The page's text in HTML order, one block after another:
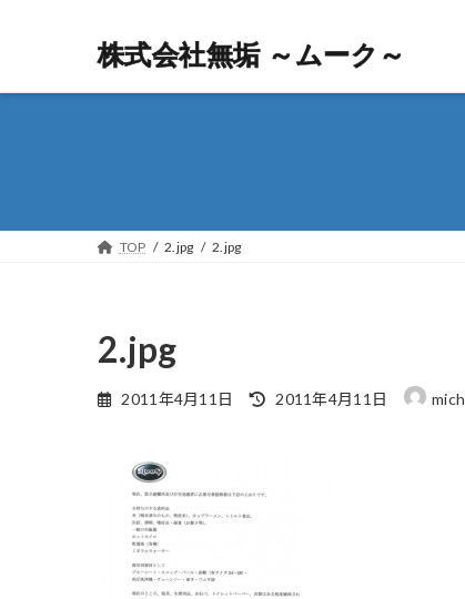
株式会社無垢 ～ムーク～
株式会社無垢 ～ムーク～
TOP 2.jpg 2.jpg
2.jpg
2011年4月11日
最
2011年4月11日